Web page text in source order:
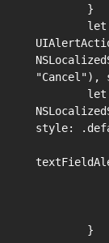
style: